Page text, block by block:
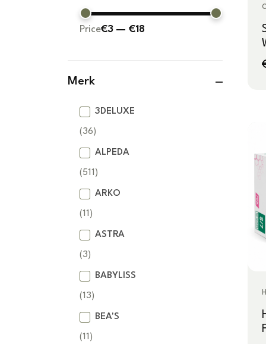
Price€3 — €18
Merk
3DELUXE
(36)
ALPEDA
(511)
ARKO
(11)
ASTRA
(3)
BABYLISS
(13)
BEA'S
(11)